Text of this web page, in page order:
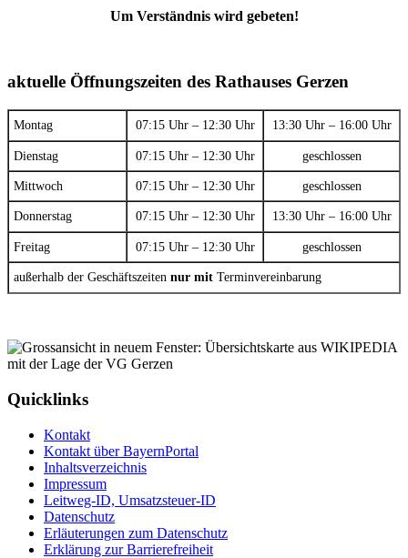
Um Verständnis wird gebeten!
aktuelle Öffnungszeiten des Rathauses Gerzen
Montag 07:15 Uhr – 12:30 Uhr 13:30 Uhr – 16:00 Uhr
Dienstag 07:15 Uhr – 12:30 Uhr geschlossen
Mittwoch 07:15 Uhr – 12:30 Uhr geschlossen
Donnerstag 07:15 Uhr – 12:30 Uhr 13:30 Uhr – 16:00 Uhr
Freitag 07:15 Uhr – 12:30 Uhr geschlossen
außerhalb der Geschäftszeiten nur mit Terminvereinbarung
Quicklinks
Kontakt
Kontakt über BayernPortal
Inhaltsverzeichnis
Impressum
Leitweg-ID, Umsatzsteuer-ID
Datenschutz
Erläuterungen zum Datenschutz
Erklärung zur Barrierefreiheit